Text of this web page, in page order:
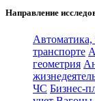
Направление
Автоматика,
транспорте
геометрия
ЧС Бизнес-